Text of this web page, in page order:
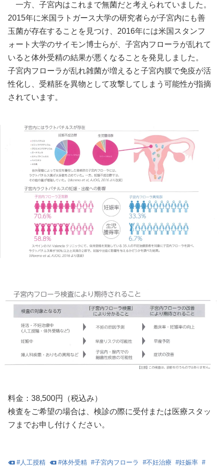
一方、子宮内はこれまで無菌だと考えられていました。
2015年に米国ラトガース大学の研究者らが子宮内にも善
玉菌が存在することを見つけ、2016年には米国スタンフ
ォート大学のサイモン博士らが、子宮内フローラが乱れて
いると体外受精の結果が悪くなることを発見しました。
子宮内フローラが乱れ雑菌が増えると子宮内膜で免疫が活
性化し、受精胚を異物として攻撃してしまう可能性が指摘
されています。
料金：38,500円（税込み）
検査をご希望の場合は、検診の際に受付または医療スタッ
フまでお申し付けください。
#人工授精 #体外受精 #子宮内フローラ #不妊治療 #妊娠率 #